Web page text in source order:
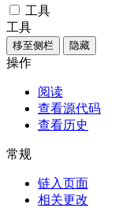
工具
工具
移至侧栏 隐藏
操作
阅读
查看源代码
查看历史
常规
链入页面
相关更改